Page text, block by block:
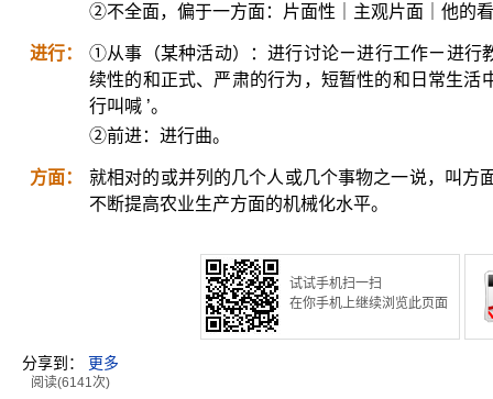
②不全面，偏于一方面：片面性｜主观片面｜他的
进行：
①从事（某种活动）：进行讨论ㄧ进行工作ㄧ进行
续性的和正式、严肃的行为，短暂性的和日常生活
行叫喊 ’。
②前进：进行曲。
方面：
就相对的或并列的几个人或几个事物之一说，叫方
不断提高农业生产方面的机械化水平。
试试手机扫一扫
在你手机上继续浏览此页面
分享到： 更多
阅读(6141次)